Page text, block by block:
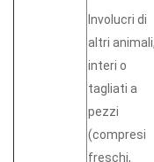
Involucri di
altri animali,
interi o
tagliati a
pezzi
(compresi
freschi,